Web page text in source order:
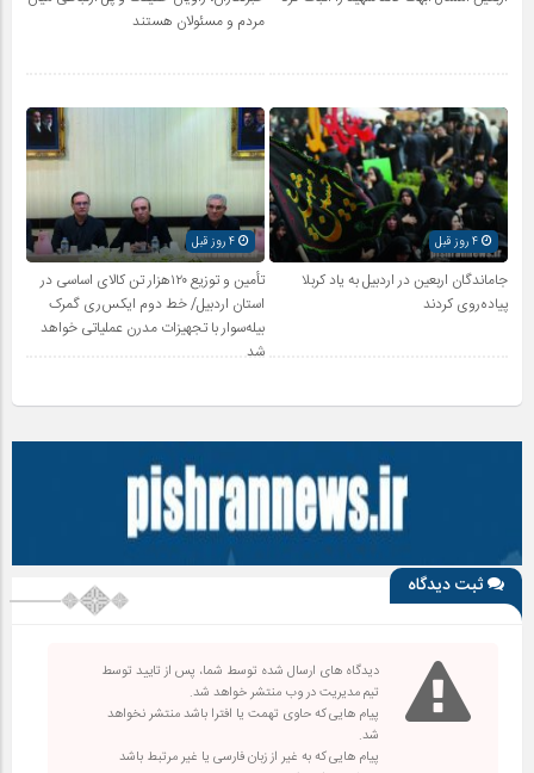
مردم و مسئولان هستند
4 روز قبل
جاماندگان اربعین در اردبیل به یاد کربلا
پیاده‌روی کردند
تأمین و توزیع ۱۲۰هزار تن کالای اساسی در
استان اردبیل/ خط دوم ایکس‌ری گمرک
بیله‌سوار با تجهیزات مدرن عملیاتی خواهد
شد
ثبت دیدگاه
دیدگاه های ارسال شده توسط شما، پس از تایید توسط
تیم مدیریت در وب منتشر خواهد شد.
پیام هایی که حاوی تهمت یا افترا باشد منتشر نخواهد
شد.
پیام هایی که به غیر از زبان فارسی یا غیر مرتبط باشد